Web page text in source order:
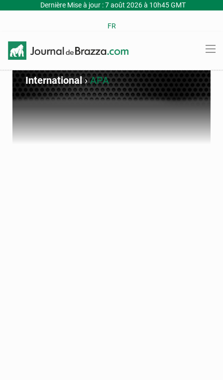
Dernière Mise à jour : 7 août 2026 à 10h45 GMT
FR
International›APA